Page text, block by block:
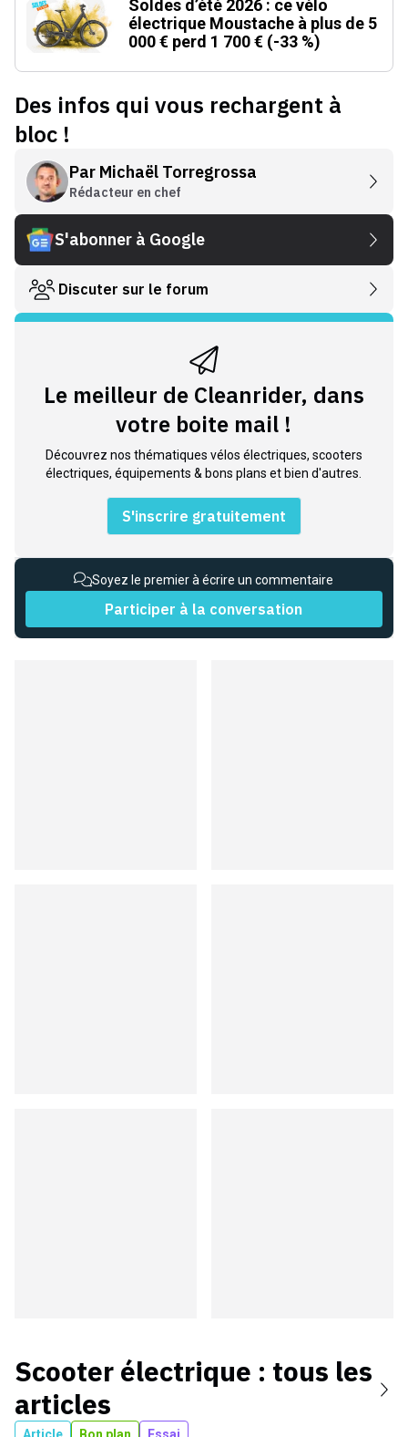
Soldes d’été 2026 : ce vélo
électrique Moustache à plus de 5
000 € perd 1 700 € (-33 %)
Des infos qui vous rechargent à
bloc !
Par Michaël Torregrossa
Rédacteur en chef
S'abonner à Google
Discuter sur le forum
Le meilleur de Cleanrider, dans
votre boite mail !
Découvrez nos thématiques vélos électriques, scooters
électriques, équipements & bons plans et bien d'autres.
S'inscrire gratuitement
Soyez le premier à écrire un commentaire
Participer à la conversation
Scooter électrique : tous les
articles